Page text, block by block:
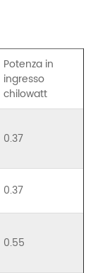
Potenza in
ingresso
chilowatt
0.37
0.37
0.55